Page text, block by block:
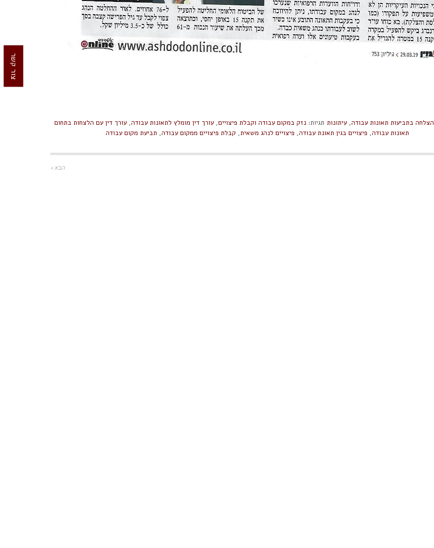
הצלחה בתביעות תאונות עבודה,עיתונות תגיות:נזק במקום עבודה וקבלת פיצויים,עורך דין מומלץ לתאונות עבודה,עורך דין עם הלצחות בתחום
תאונות עבודה, פיצויים בגין תאונת עבודה, פיצויים לנהג משאית, קבלת פיצויים ממקום עבודה, תביעת מקום עבודה
הבא »
צור קשר